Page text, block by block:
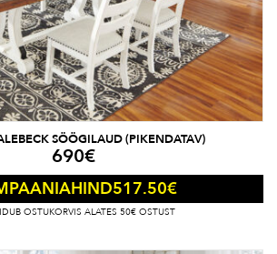
SÖÖGILAUD (PIKENDATAV)
690€
517.50€
OSTUKORVIS ALATES 50€ OSTUST